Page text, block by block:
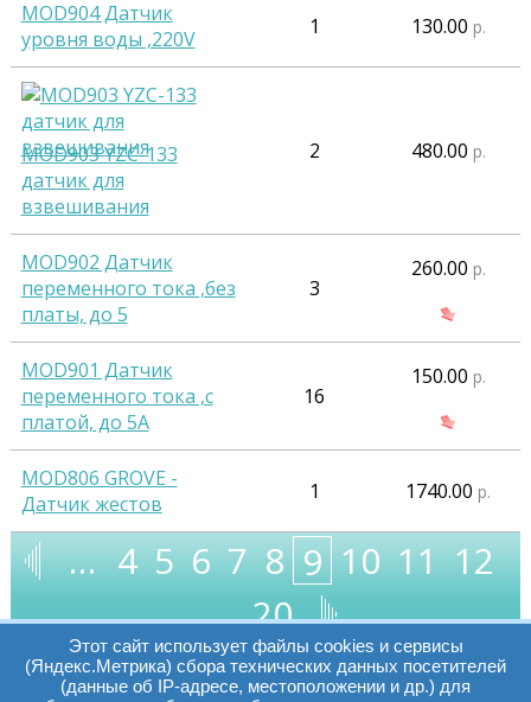
MOD904 Датчик
уровня воды ,220V
1 130.00 р.
MOD903 YZC-133
датчик для
взвешивания
2 480.00 р.
MOD902 Датчик
переменного тока ,без
платы, до 5
3
260.00 р.
MOD901 Датчик
переменного тока ,с
платой, до 5А
16
150.00 р.
MOD806 GROVE -
Датчик жестов
1 1740.00 р.
… 4 5 6 7 8 9 10 11 12
… 20
Этот сайт использует файлы cookies и сервисы
(Яндекс.Метрика) сбора технических данных посетителей
(данные об IP-адресе, местоположении и др.) для